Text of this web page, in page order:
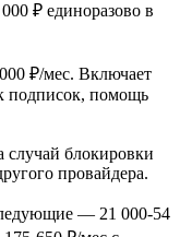
₽ единоразово в
₽/мес. Включает
подписок, помощь
блокировки
провайдера.
— 21 000-54